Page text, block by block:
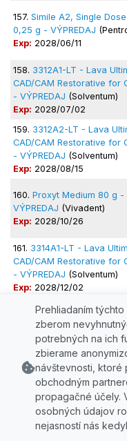
157. Simile A2, Single
0,25 g - VÝPREDAJ
Exp: 2028/06/11
158. 3312A1-LT - Lava
CAD/CAM Restorative for
- VÝPREDAJ (Solventum)
Exp: 2028/07/02
159. 3312A2-LT - Lava
CAD/CAM Restorative for
- VÝPREDAJ (Solventum)
Exp: 2028/08/15
160. Proxyt Medium 80 g -
VÝPREDAJ (Vivadent)
Exp: 2028/10/26
161. 3314A1-LT - Lava
CAD/CAM Restorative for
- VÝPREDAJ (Solventum)
Exp: 2028/12/02
3314A2-LT - Lava
CAD/CAM Restorative for
- VÝPREDAJ
(Solventum)
2028/12/26
163.3314A3-LT - Lava
CAD/CAM Restorative for
- VÝPREDAJ(Solventum)
2029/01/09
3314A3-HT - Lava
Prehliadaním
zberom
potrebných na ich
zbierame
návštevnosti, ktoré
obchodným
propagačné účely.
osobných údajov
nejasností nás